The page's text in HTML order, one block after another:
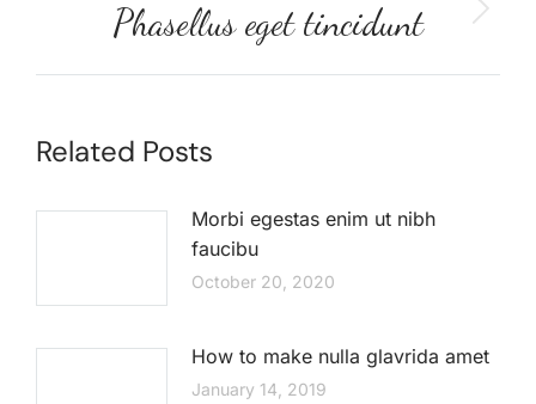
Phasellus eget tincidunt
Related Posts
Morbi egestas enim ut nibh
faucibu
October 20, 2020
How to make nulla glavrida amet
January 14, 2019